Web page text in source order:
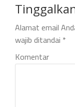
Alamat email
wajib ditandai *
Komentar